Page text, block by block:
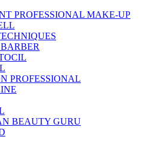
PROFESSIONAL MAKE-UP
PROFESSIONAL
BEAUTY GURU